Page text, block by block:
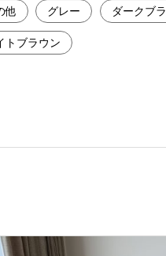
他 グレー ダークブ
トブラウン